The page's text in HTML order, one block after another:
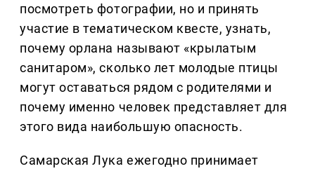
посмотреть фотографии, но и принять
участие в тематическом квесте, узнать,
почему орлана называют «крылатым
санитаром», сколько лет молодые птицы
могут оставаться рядом с родителями и
почему именно человек представляет для
этого вида наибольшую опасность.
Самарская Лука ежегодно принимает